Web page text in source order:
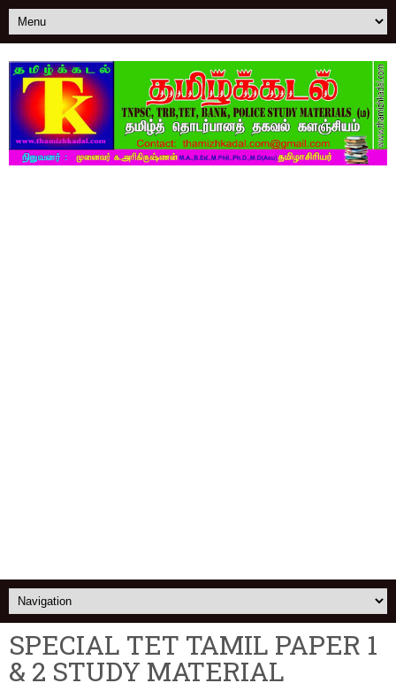
SPECIAL TET TAMIL PAPER 1
& 2 STUDY MATERIAL